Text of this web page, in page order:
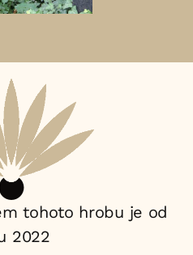
tohoto hrobu je od
2022